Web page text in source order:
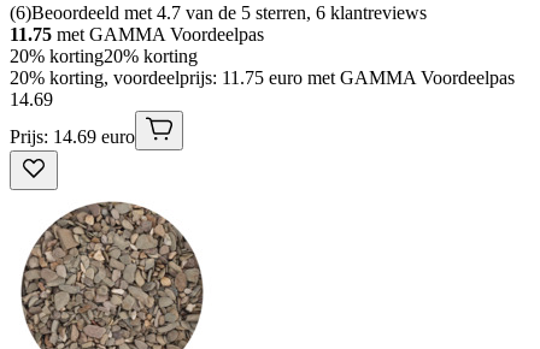
(6)Beoordeeld met 4.7 van de 5 sterren, 6 klantreviews
11.75 met GAMMA Voordeelpas
20% korting20% korting
20% korting, voordeelprijs: 11.75 euro met GAMMA Voordeelpas
14.69
Prijs: 14.69 euro